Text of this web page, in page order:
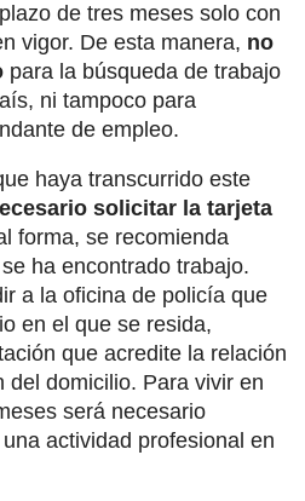
de tres meses solo con
vigor. De esta manera, no
para la búsqueda de trabajo
ni tampoco para
de empleo.
haya transcurrido este
solicitar la tarjeta
forma, se recomienda
ha encontrado trabajo.
a la oficina de policía que
en el que se resida,
que acredite la relación
del domicilio. Para vivir en
será necesario
actividad profesional en